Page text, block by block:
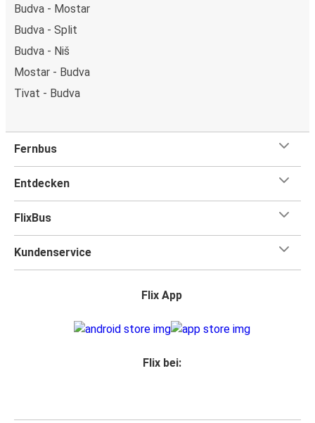
Budva - Mostar
Budva - Split
Budva - Niš
Mostar - Budva
Tivat - Budva
Fernbus
Entdecken
FlixBus
Kundenservice
Flix App
Flix bei: